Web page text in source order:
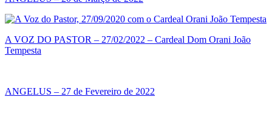
A VOZ DO PASTOR – 27/02/2022 – Cardeal Dom Orani João
Tempesta
ANGELUS – 27 de Fevereiro de 2022